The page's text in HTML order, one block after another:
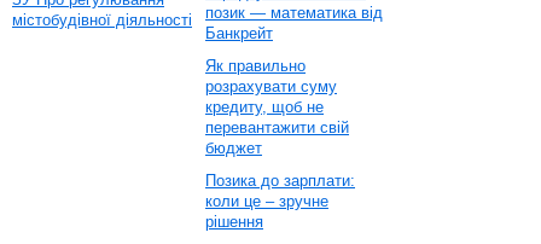
містобудівної діяльності
позик — математика від
Банкрейт
Як правильно
розрахувати суму
кредиту, щоб не
перевантажити свій
бюджет
Позика до зарплати:
коли це – зручне
рішення